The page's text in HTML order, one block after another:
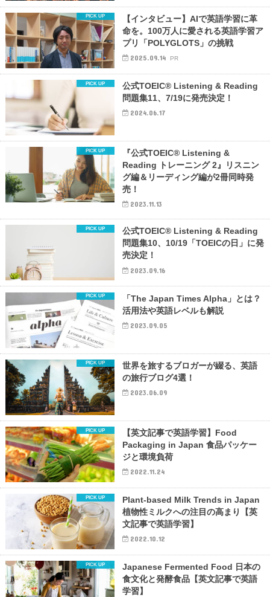
【インタビュー】AIで英語学習に革
命を。100万人に愛される英語学習ア
プリ「POLYGLOTS」の挑戦
2025.09.14 PR
公式TOEIC® Listening & Reading
問題集11、7/19に発売決定！
2024.06.17
『公式TOEIC® Listening &
Reading トレーニング 2』リスニン
グ編＆リーディング編が2冊同時発
売！
2023.11.13
公式TOEIC® Listening & Reading
問題集10、10/19「TOEICの日」に発
売決定！
2023.09.16
「The Japan Times Alpha」とは？
活用法や英語レベルも解説
2023.09.05
世界を旅するブロガーが綴る、英語
の旅行ブログ4選！
2023.06.09
【英文記事で英語学習】Food
Packaging in Japan 食品パッケー
ジと環境負荷
2022.11.24
Plant-based Milk Trends in Japan
植物性ミルクへの注目の高まり【英
文記事で英語学習】
2022.10.12
Japanese Fermented Food 日本の
食文化と発酵食品【英文記事で英語
学習】